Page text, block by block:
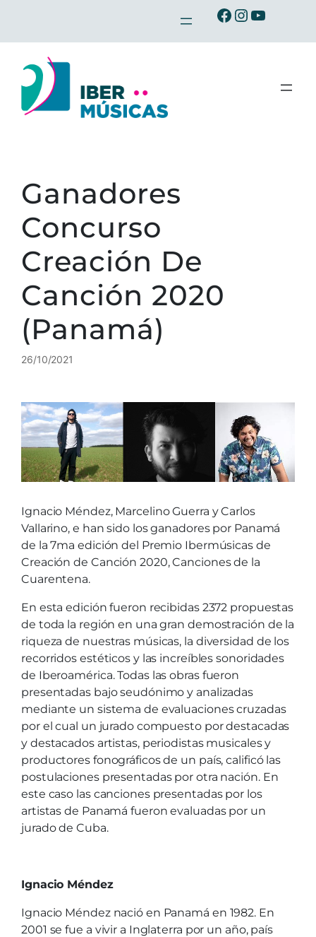
contenido
Ibermusicas en Facebook
Ibermusicas en Instagram
Ibermusicas en Youtube
Ganadores
Concurso
Creación De
Canción 2020
(Panamá)
26/10/2021
Ignacio Méndez, Marcelino Guerra y Carlos
Vallarino, e han sido los ganadores por Panamá
de la 7ma edición del Premio Ibermúsicas de
Creación de Canción 2020, Canciones de la
Cuarentena.
En esta edición fueron recibidas 2372 propuestas
de toda la región en una gran demostración de la
riqueza de nuestras músicas, la diversidad de los
recorridos estéticos y las increíbles sonoridades
de Iberoamérica. Todas las obras fueron
presentadas bajo seudónimo y analizadas
mediante un sistema de evaluaciones cruzadas
por el cual un jurado compuesto por destacadas
y destacados artistas, periodistas musicales y
productores fonográficos de un país, calificó las
postulaciones presentadas por otra nación. En
este caso las canciones presentadas por los
artistas de Panamá fueron evaluadas por un
jurado de Cuba.
Ignacio Méndez
Ignacio Méndez nació en Panamá en 1982. En
2001 se fue a vivir a Inglaterra por un año, país